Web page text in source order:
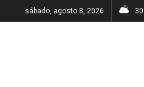
sábado, agosto 8, 2026 30